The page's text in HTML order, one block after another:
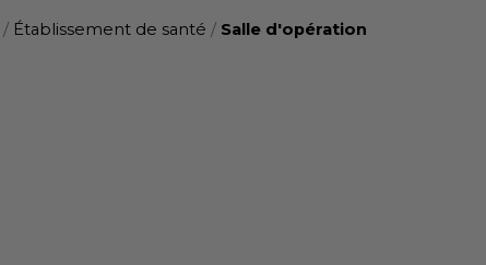
/ Établissement de santé / Salle d'opération